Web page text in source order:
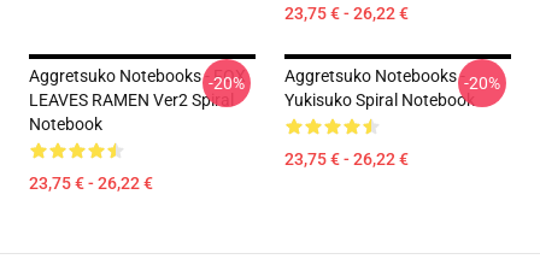
23,75 € - 26,22 €
Aggretsuko Notebooks - FOX
LEAVES RAMEN Ver2 Spiral
Notebook
23,75 € - 26,22 €
-20%
Aggretsuko Notebooks -
Yukisuko Spiral Notebook
23,75 € - 26,22 €
-20%